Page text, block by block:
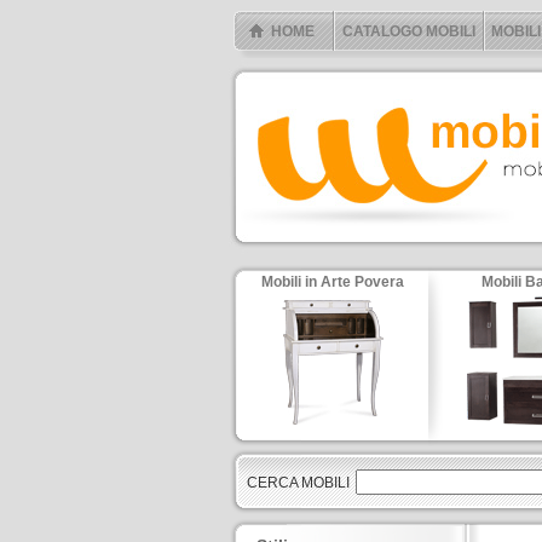
HOME CATALOGO MOBILI
Mobili in Arte Povera Mobili
CERCA MOBILI